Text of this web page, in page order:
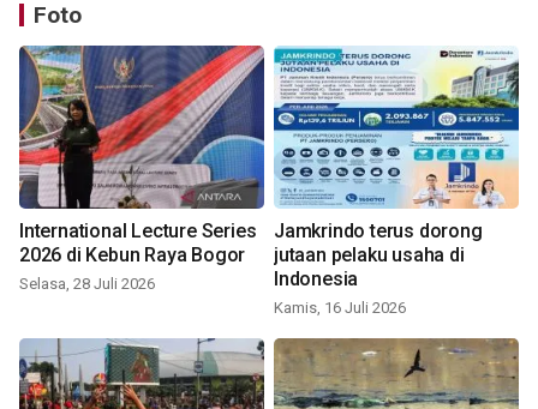
Foto
International Lecture Series
2026 di Kebun Raya Bogor
Selasa, 28 Juli 2026
Jamkrindo terus dorong
jutaan pelaku usaha di
Indonesia
Kamis, 16 Juli 2026